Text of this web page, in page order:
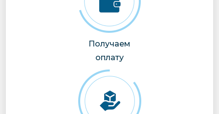
Получаем
оплату